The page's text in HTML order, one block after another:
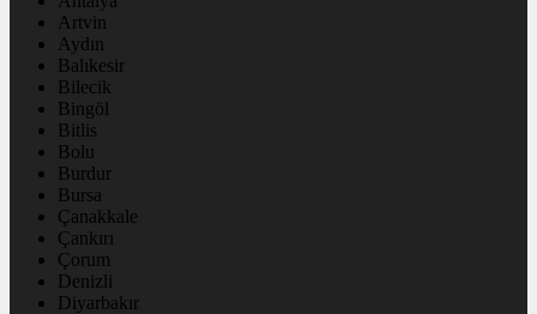
Artvin
Aydın
Balıkesir
Bilecik
Bingöl
Bitlis
Bolu
Burdur
Bursa
Çanakkale
Çankırı
Çorum
Denizli
Diyarbakır